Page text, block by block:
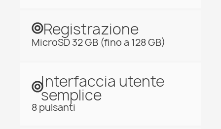
Registrazione
MicroSD 32 GB (fino a 128 GB)
Interfaccia utente
semplice
8 pulsanti